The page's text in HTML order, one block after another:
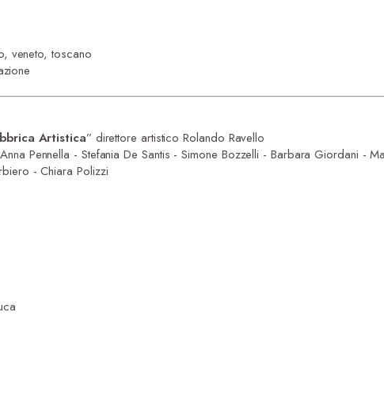
veneto, toscano
Artistica” direttore artistico Rolando Ravello
Pennella - Stefania De Santis - Simone Bozzelli - Barbara Giordani -
- Chiara Polizzi